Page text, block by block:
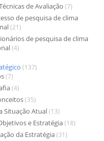
de Avaliação (7)
de pesquisa de clima
(21)
de pesquisa de clima
(4)
(137)
(7)
(4)
(35)
Situação Atual(13)
e Estratégia(18)
da Estratégia(31)